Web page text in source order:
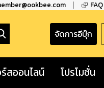
FAQ
จัดการอีบุ๊ก
สออนไลน์ โปรโมชั่น